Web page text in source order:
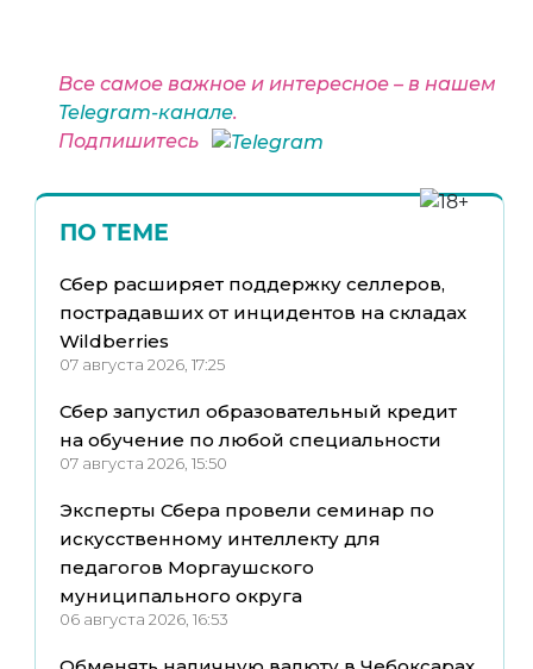
Все самое важное и интересное – в нашем
Telegram-канале.
Подпишитесь
ПО ТЕМЕ
Сбер расширяет поддержку селлеров,
пострадавших от инцидентов на складах
Wildberries
07 августа 2026, 17:25
Сбер запустил образовательный кредит
на обучение по любой специальности
07 августа 2026, 15:50
Эксперты Сбера провели семинар по
искусственному интеллекту для
педагогов Моргаушского
муниципального округа
06 августа 2026, 16:53